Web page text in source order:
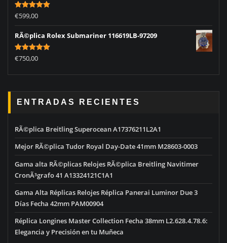
Rated5.00
out of 5
€599,00
RÃ©plica Rolex Submariner 116619LB-97209
Rated5.00
out of 5
€750,00
ENTRADAS RECIENTES
RÃ©plica Breitling Superocean A17376211L2A1
Mejor RÃ©plica Tudor Royal Day-Date 41mm M28603-0003
Gama alta RÃ©plicas Relojes RÃ©plica Breitling Navitimer
CronÃ³grafo 41 A13324121C1A1
Gama Alta Réplicas Relojes Réplica Panerai Luminor Due 3
Días Fecha 42mm PAM00904
Réplica Longines Master Collection Fecha 38mm L2.628.4.78.6:
Elegancia y Precisión en tu Muñeca